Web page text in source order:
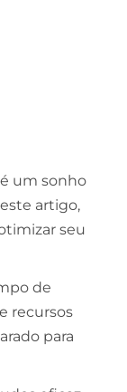
um sonho
artigo,
seu
de
recursos
para